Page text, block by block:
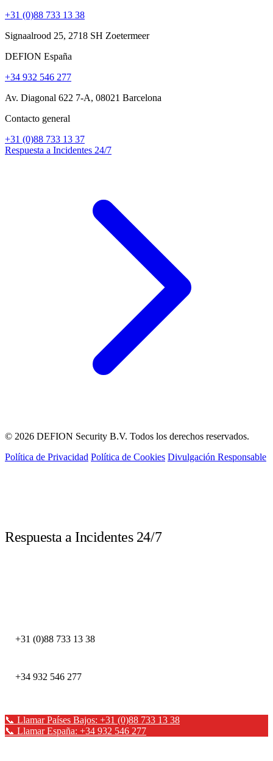
+31 (0)88 733 13 38
Signaalrood 25, 2718 SH Zoetermeer
DEFION España
+34 932 546 277
Av. Diagonal 622 7-A, 08021 Barcelona
Contacto general
+31 (0)88 733 13 37
Respuesta a Incidentes 24/7
© 2026 DEFION Security B.V. Todos los derechos reservados.
Política de Privacidad Política de Cookies Divulgación Responsable
Respuesta a Incidentes 24/7
+31 (0)88 733 13 38
+34 932 546 277
📞 Llamar Países Bajos: +31 (0)88 733 13 38
📞 Llamar España: +34 932 546 277